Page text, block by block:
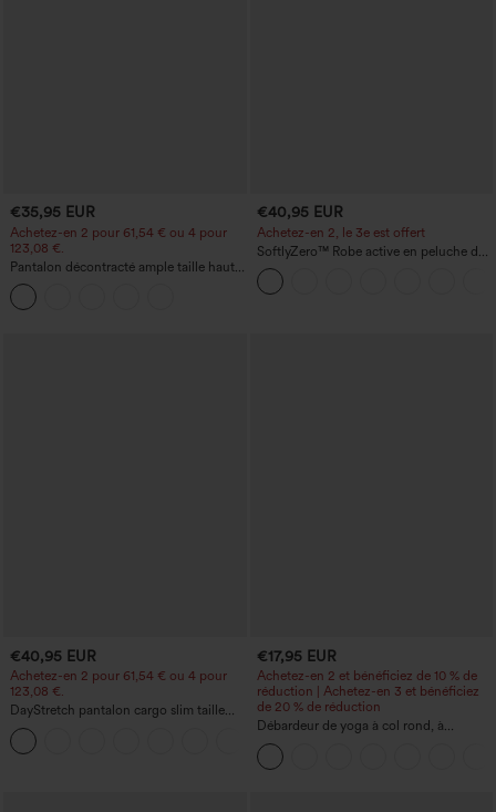
€35,95 EUR
Achetez-en 2 pour 61,54 € ou 4 pour
123,08 €.
Pantalon décontracté ample taille haute
à jambes larges, avec poches
€40,95 EUR
Achetez-en 2, le 3e est offert
SoftlyZero™ Robe active en peluche dos
nu — Édition Hyper Facile
€40,95 EUR
Achetez-en 2 pour 61,54 € ou 4 pour
123,08 €.
DayStretch pantalon cargo slim taille
haute, poches zippées, uni
€17,95 EUR
Achetez-en 2 et bénéficiez de 10 % de
réduction | Achetez-en 3 et bénéficiez
de 20 % de réduction
Débardeur de yoga à col rond, à
fronces, effet rafraîchissant - UPF50+